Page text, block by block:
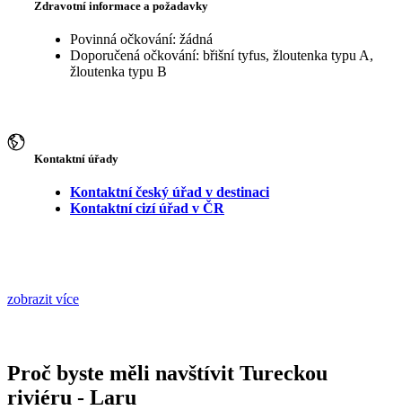
Zdravotní informace a požadavky
Povinná očkování: žádná
Doporučená očkování: břišní tyfus, žloutenka typu A,
žloutenka typu B
Kontaktní úřady
Kontaktní český úřad v destinaci
Kontaktní cizí úřad v ČR
zobrazit více
Proč byste měli navštívit Tureckou
riviéru - Laru